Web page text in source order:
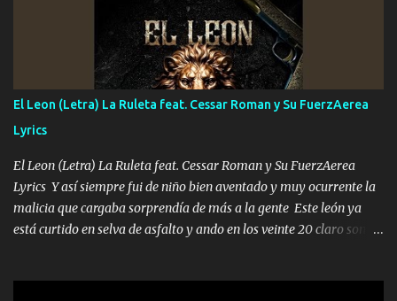
A veces me pongo un sombrero a veces me ven la cachucha de lado
con la mirada siempre en alto A veces me fajó una super o a veces
me fajó una Glock siempre armado todas las generaciones yo
traigo El chiste es que hago lo que quiero pues así soy me mandó
yo tengo el control a todos yo les paro el dedo soy hocicon un
malcriado un malandrón Que Les importa no saben nada falsas
las risas las que me miran hay gente corriente no quieren ve...
El Leon (Letra) La Ruleta feat. Cessar Roman y Su FuerzAerea
Lyrics
El Leon (Letra) La Ruleta feat. Cessar Roman y Su FuerzAerea
Lyrics Y así siempre fui de niño bien aventado y muy ocurrente la
malicia que cargaba sorprendía de más a la gente Este león ya
está curtido en selva de asfalto y ando en los veinte 20 claro son